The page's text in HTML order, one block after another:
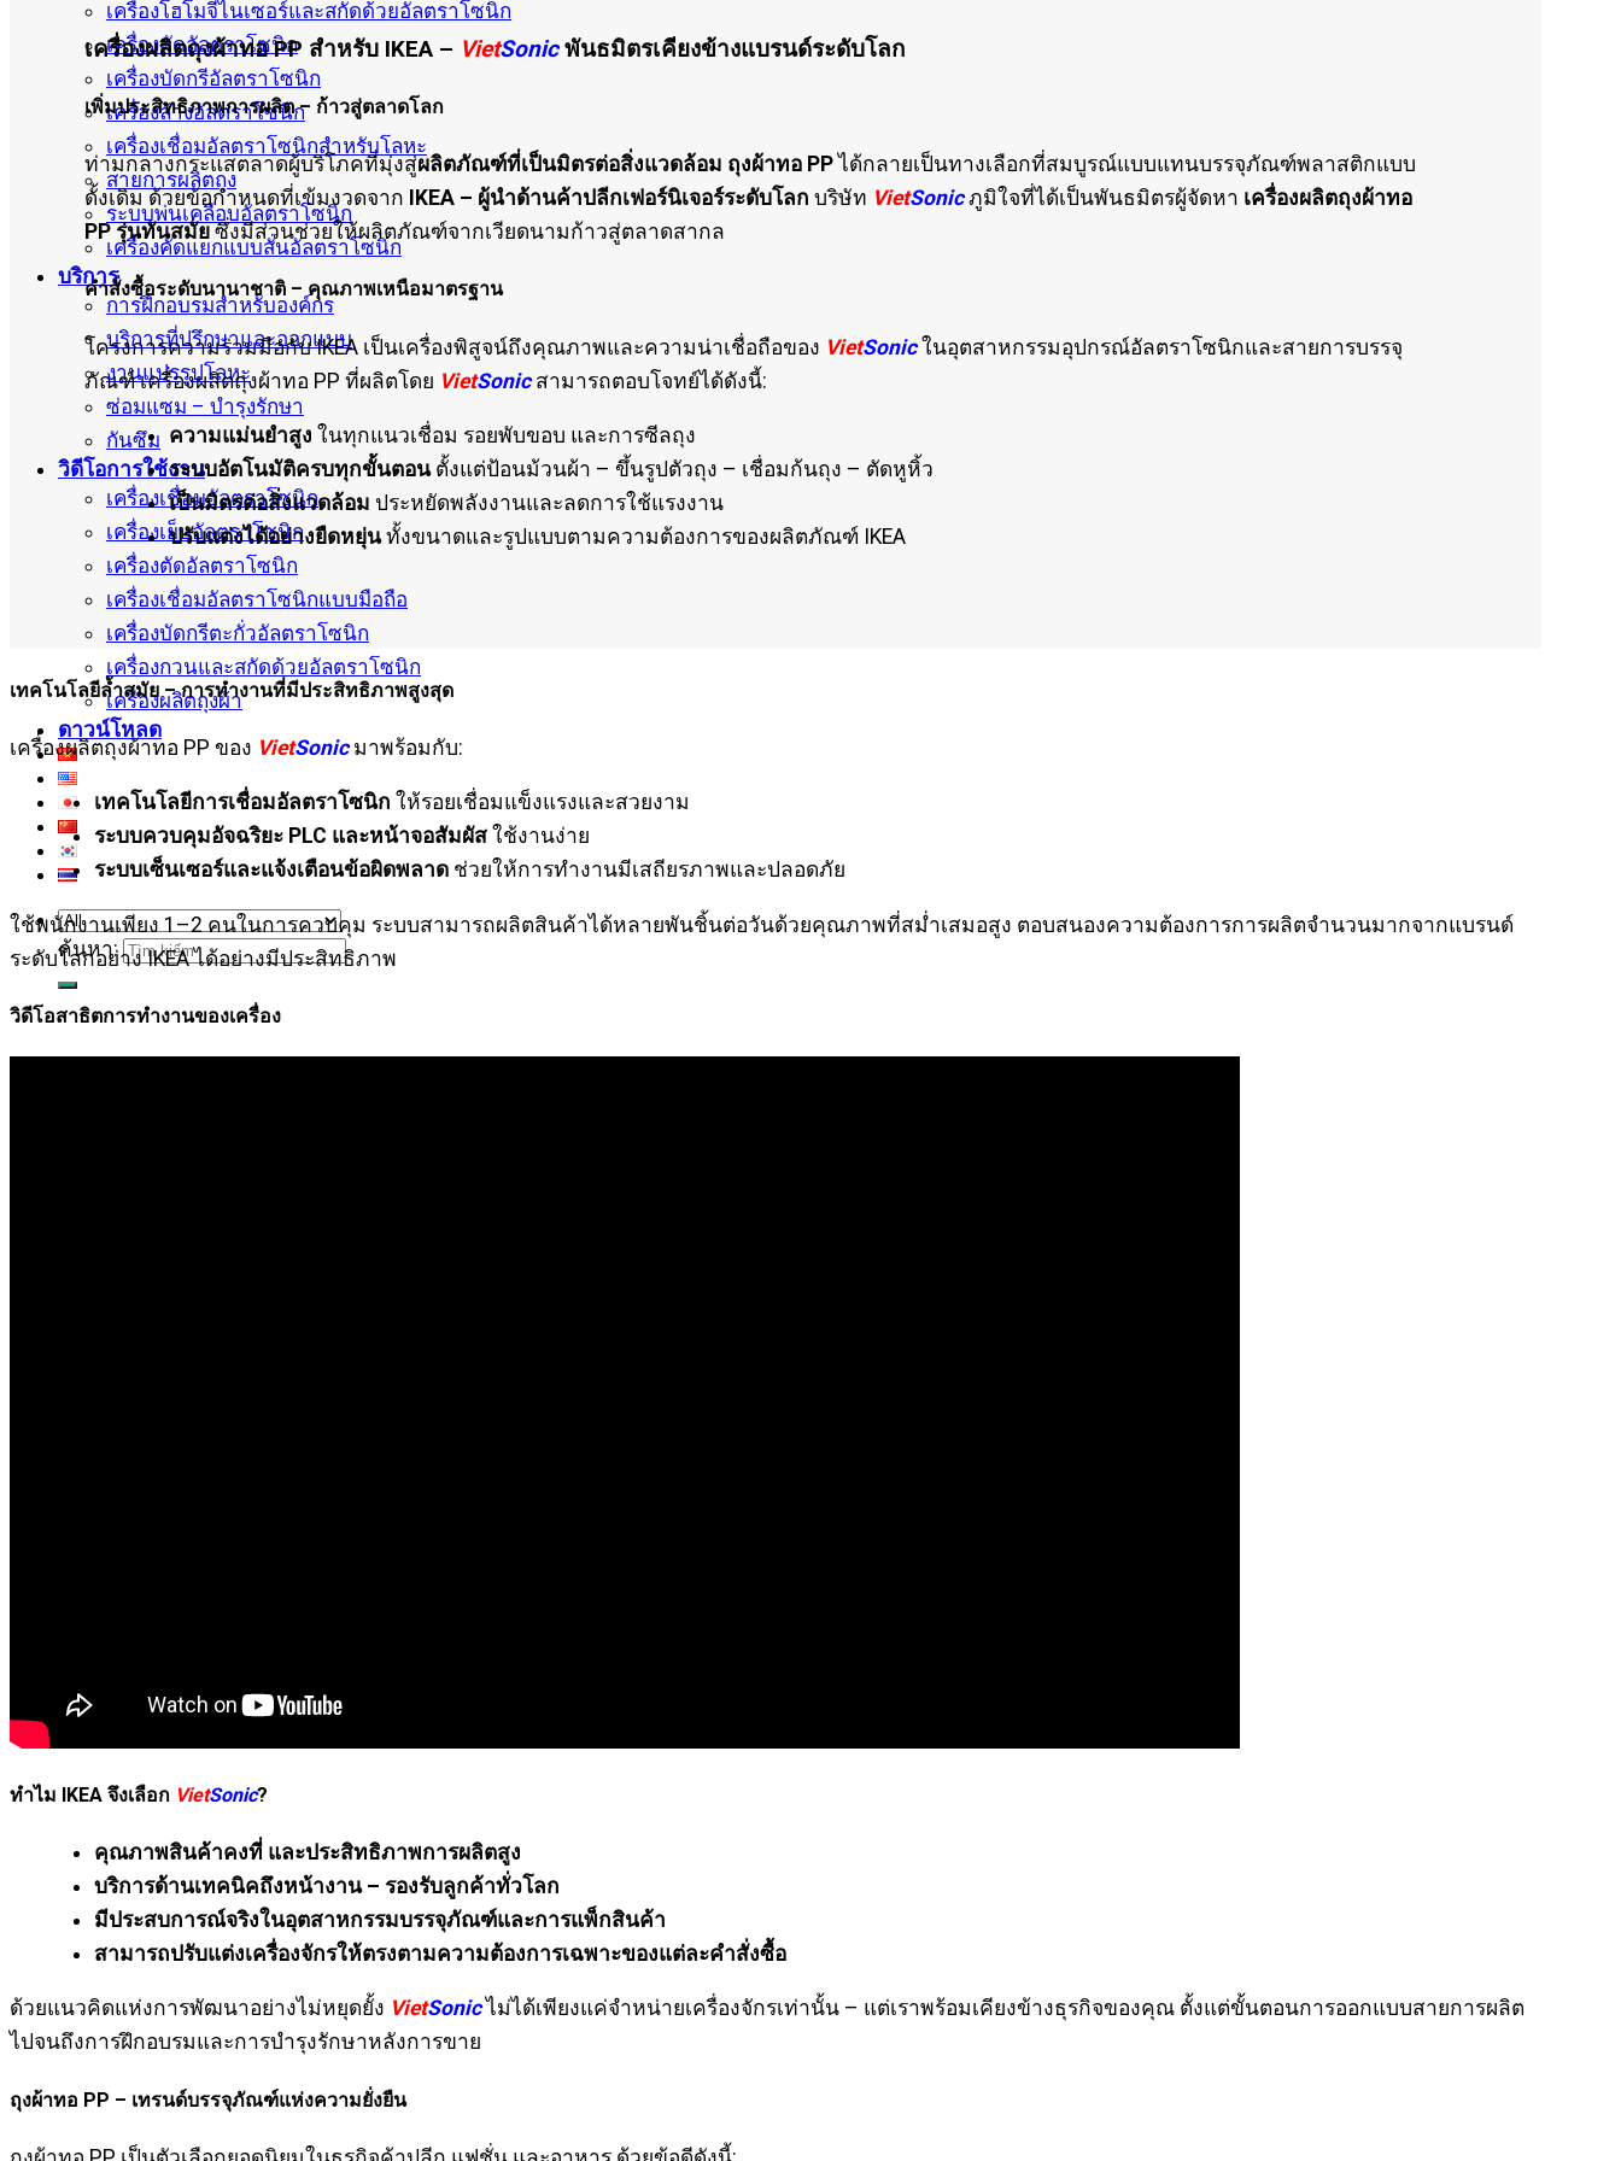
เครื่องโฮโมจีไนเซอร์และสกัดด้วยอัลตราโซนิก
เครื่องตัดอัลตราโซนิก
เครื่องบัดกรีอัลตราโซนิก
เครื่องล้างอัลตราโซนิก
เครื่องเชื่อมอัลตราโซนิกสำหรับโลหะ
สายการผลิตถุง
ระบบพ่นเคลือบอัลตราโซนิก
เครื่องคัดแยกแบบสั่นอัลตราโซนิก
บริการ
การฝึกอบรมสำหรับองค์กร
บริการที่ปรึกษาและออกแบบ
งานแปรรูปโลหะ
ซ่อมแซม – บำรุงรักษา
กันซึม
วิดีโอการใช้งาน
เครื่องเชื่อมอัลตราโซนิก
เครื่องเย็บอัลตราโซนิก
เครื่องตัดอัลตราโซนิก
เครื่องเชื่อมอัลตราโซนิกแบบมือถือ
เครื่องบัดกรีตะกั่วอัลตราโซนิก
เครื่องกวนและสกัดด้วยอัลตราโซนิก
เครื่องผลิตถุงผ้า
ดาวน์โหลด
ค้นหา:
เครื่องผลิตถุงผ้าทอ PP สำหรับ IKEA – VietSonicพันธมิตรเคียงข้างแบรนด์ระดับโลก
เพิ่มประสิทธิภาพการผลิต – ก้าวสู่ตลาดโลก
ท่ามกลางกระแสตลาดผู้บริโภคที่มุ่งสู่ผลิตภัณฑ์ที่เป็นมิตรต่อสิ่งแวดล้อม ถุงผ้าทอ PPได้กลายเป็นทางเลือกที่สมบูรณ์แบบแทนบรรจุภัณฑ์พลาสติกแบบ
ดั้งเดิม ด้วยข้อกำหนดที่เข้มงวดจาก
IKEA – ผู้นำด้านค้าปลีกเฟอร์นิเจอร์ระดับโลก บริษัท VietSonicภูมิใจที่ได้เป็นพันธมิตรผู้จัดหา เครื่องผลิตถุงผ้าทอ
PP รุ่นทันสมัย ซึ่งมีส่วนช่วยให้ผลิตภัณฑ์จากเวียดนามก้าวสู่ตลาดสากล
คำสั่งซื้อระดับนานาชาติ – คุณภาพเหนือมาตรฐาน
โครงการความร่วมมือกับ IKEA เป็นเครื่องพิสูจน์ถึงคุณภาพและความน่าเชื่อถือของ VietSonicในอุตสาหกรรมอุปกรณ์อัลตราโซนิกและสายการบรรจุ
ภัณฑ์ เครื่องผลิตถุงผ้าทอ PP ที่ผลิตโดย VietSonicสามารถตอบโจทย์ได้ดังนี้:
ความแม่นยำสูง ในทุกแนวเชื่อม รอยพับขอบ และการซีลถุง
ระบบอัตโนมัติครบทุกขั้นตอนตั้งแต่ป้อนม้วนผ้า – ขึ้นรูปตัวถุง – เชื่อมก้นถุง – ตัดหูหิ้ว
เป็นมิตรต่อสิ่งแวดล้อม ประหยัดพลังงานและลดการใช้แรงงาน
ปรับแต่งได้อย่างยืดหยุ่นทั้งขนาดและรูปแบบตามความต้องการของผลิตภัณฑ์ IKEA
เทคโนโลยีล้ำสมัย – การทำงานที่มีประสิทธิภาพสูงสุด
เครื่องผลิตถุงผ้าทอ PP ของ VietSonicมาพร้อมกับ:
เทคโนโลยีการเชื่อมอัลตราโซนิก ให้รอยเชื่อมแข็งแรงและสวยงาม
ระบบควบคุมอัจฉริยะ PLC และหน้าจอสัมผัส ใช้งานง่าย
ระบบเซ็นเซอร์และแจ้งเตือนข้อผิดพลาด ช่วยให้การทำงานมีเสถียรภาพและปลอดภัย
ใช้พนักงานเพียง 1–2 คนในการควบคุม ระบบสามารถผลิตสินค้าได้หลายพันชิ้นต่อวันด้วยคุณภาพที่สม่ำเสมอสูง ตอบสนองความต้องการการผลิตจำนวนมากจากแบรนด์
ระดับโลกอย่าง IKEA ได้อย่างมีประสิทธิภาพ
วิดีโอสาธิตการทำงานของเครื่อง
ทำไม IKEA จึงเลือก VietSonic?
คุณภาพสินค้าคงที่ และประสิทธิภาพการผลิตสูง
บริการด้านเทคนิคถึงหน้างาน – รองรับลูกค้าทั่วโลก
มีประสบการณ์จริงในอุตสาหกรรมบรรจุภัณฑ์และการแพ็กสินค้า
สามารถปรับแต่งเครื่องจักรให้ตรงตามความต้องการเฉพาะของแต่ละคำสั่งซื้อ
ด้วยแนวคิดแห่งการพัฒนาอย่างไม่หยุดยั้ง VietSonicไม่ได้เพียงแค่จำหน่ายเครื่องจักรเท่านั้น – แต่เราพร้อมเคียงข้างธุรกิจของคุณ ตั้งแต่ขั้นตอนการออกแบบสายการผลิต
ไปจนถึงการฝึกอบรมและการบำรุงรักษาหลังการขาย
ถุงผ้าทอ PP – เทรนด์บรรจุภัณฑ์แห่งความยั่งยืน